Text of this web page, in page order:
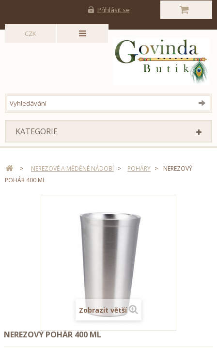
Přihlásit se
CZK
KATEGORIE
> NEREZOVÉ A MĚDĚNÉ NÁDOBÍ > POHÁRY >
NEREZOVÝ
POHÁR 400 ML
Zobrazit větší
NEREZOVÝ POHÁR 400 ML